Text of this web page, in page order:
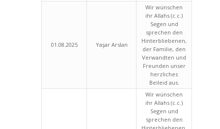
01.08.2025 Yaşar Arslan
Wir wünschen
ihr Allahs (c.c.)
Segen und
sprechen den
Hinterbliebenen,
der Familie, den
Verwandten und
Freunden unser
herzliches
Beileid aus.
Wir wünschen
ihr Allahs (c.c.)
Segen und
sprechen den